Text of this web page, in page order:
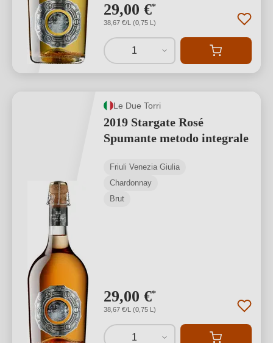
29,00 €*
38,67 €/L (0,75 L)
1
Le Due Torri
2019 Stargate Rosé
Spumante metodo integrale
Friuli Venezia Giulia
Chardonnay
Brut
29,00 €*
38,67 €/L (0,75 L)
1